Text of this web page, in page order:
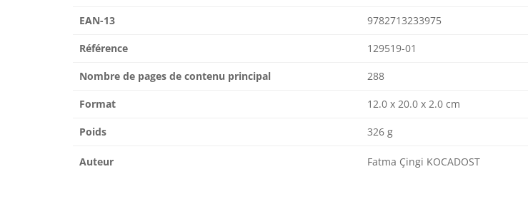
EAN-13 9782713233975
Référence 129519-01
Nombre de pages de contenu principal 288
Format 12.0 x 20.0 x 2.0 cm
Poids 326 g
Auteur Fatma Çingi KOCADOST